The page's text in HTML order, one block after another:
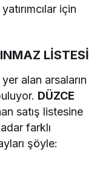
için
LİSTESİ
alan arsaların
DÜZCE
satış listesine
farklı
şöyle: